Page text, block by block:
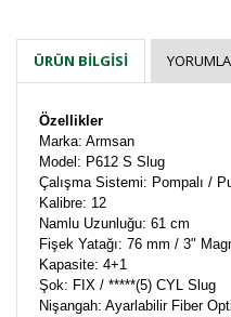
ÜRÜN BILGISI
Özellikler
Marka: Armsan
Model: P612 S Slug
Çalışma Sistemi: Pompalı /
Kalibre: 12
Namlu Uzunluğu: 61 cm
Fişek Yatağı: 76 mm / 3"
Kapasite: 4+1
Şok: FIX / *****(5) CYL Slug
Nişangah: Ayarlabilir Fiber